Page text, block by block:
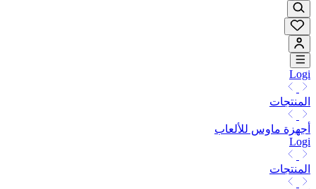
Logi
المنتجات
أجهزة ماوس للألعاب
Logi
المنتجات